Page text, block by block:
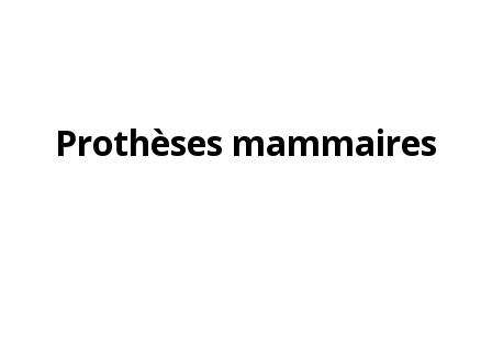
Prothèses mammaires